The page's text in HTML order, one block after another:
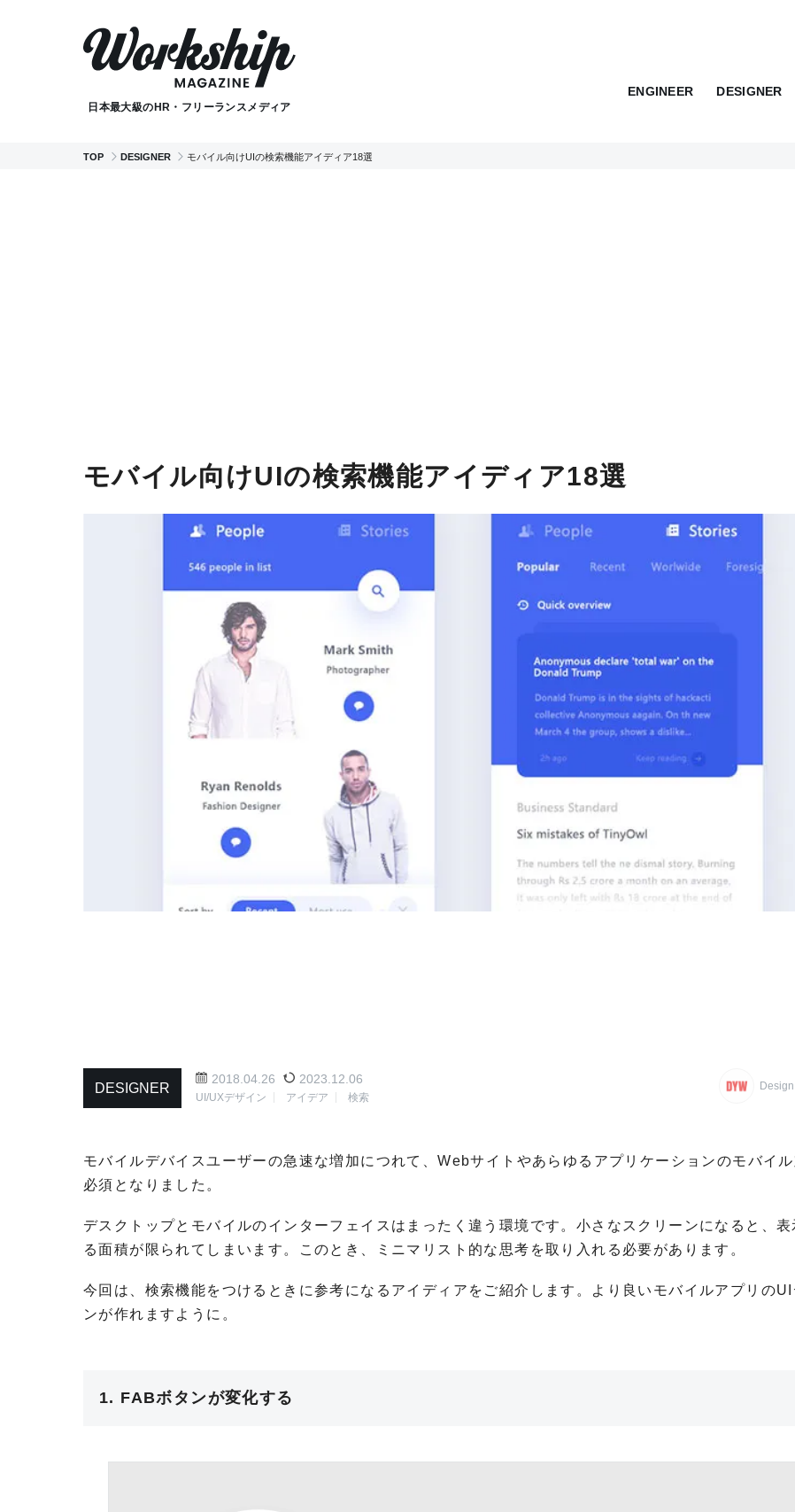
日本最大級のHR・フリーランスメディア
ENGINEER DESIGNER
TOP DESIGNER モバイル向けUIの検索機能アイディア18選
モバイル向けUIの検索機能アイディア18選
DESIGNER
2018.04.26 2023.12.06
UI/UXデザイン アイデア 検索
モバイルデバイスユーザーの急速な増加につれて、Webサイトやあらゆるアプリケーションのモバイ
必須となりました。
デスクトップとモバイルのインターフェイスはまったく違う環境です。 小さなスクリーンになると、表
る面積が限られてしまいます。このとき、ミニマリスト的な思考を取り入れる必要があります。
今回は、検索機能をつけるときに参考になるアイディアをご紹介します。より良いモバイルアプリのUI
ンが作れますように。
1. FABボタンが変化する